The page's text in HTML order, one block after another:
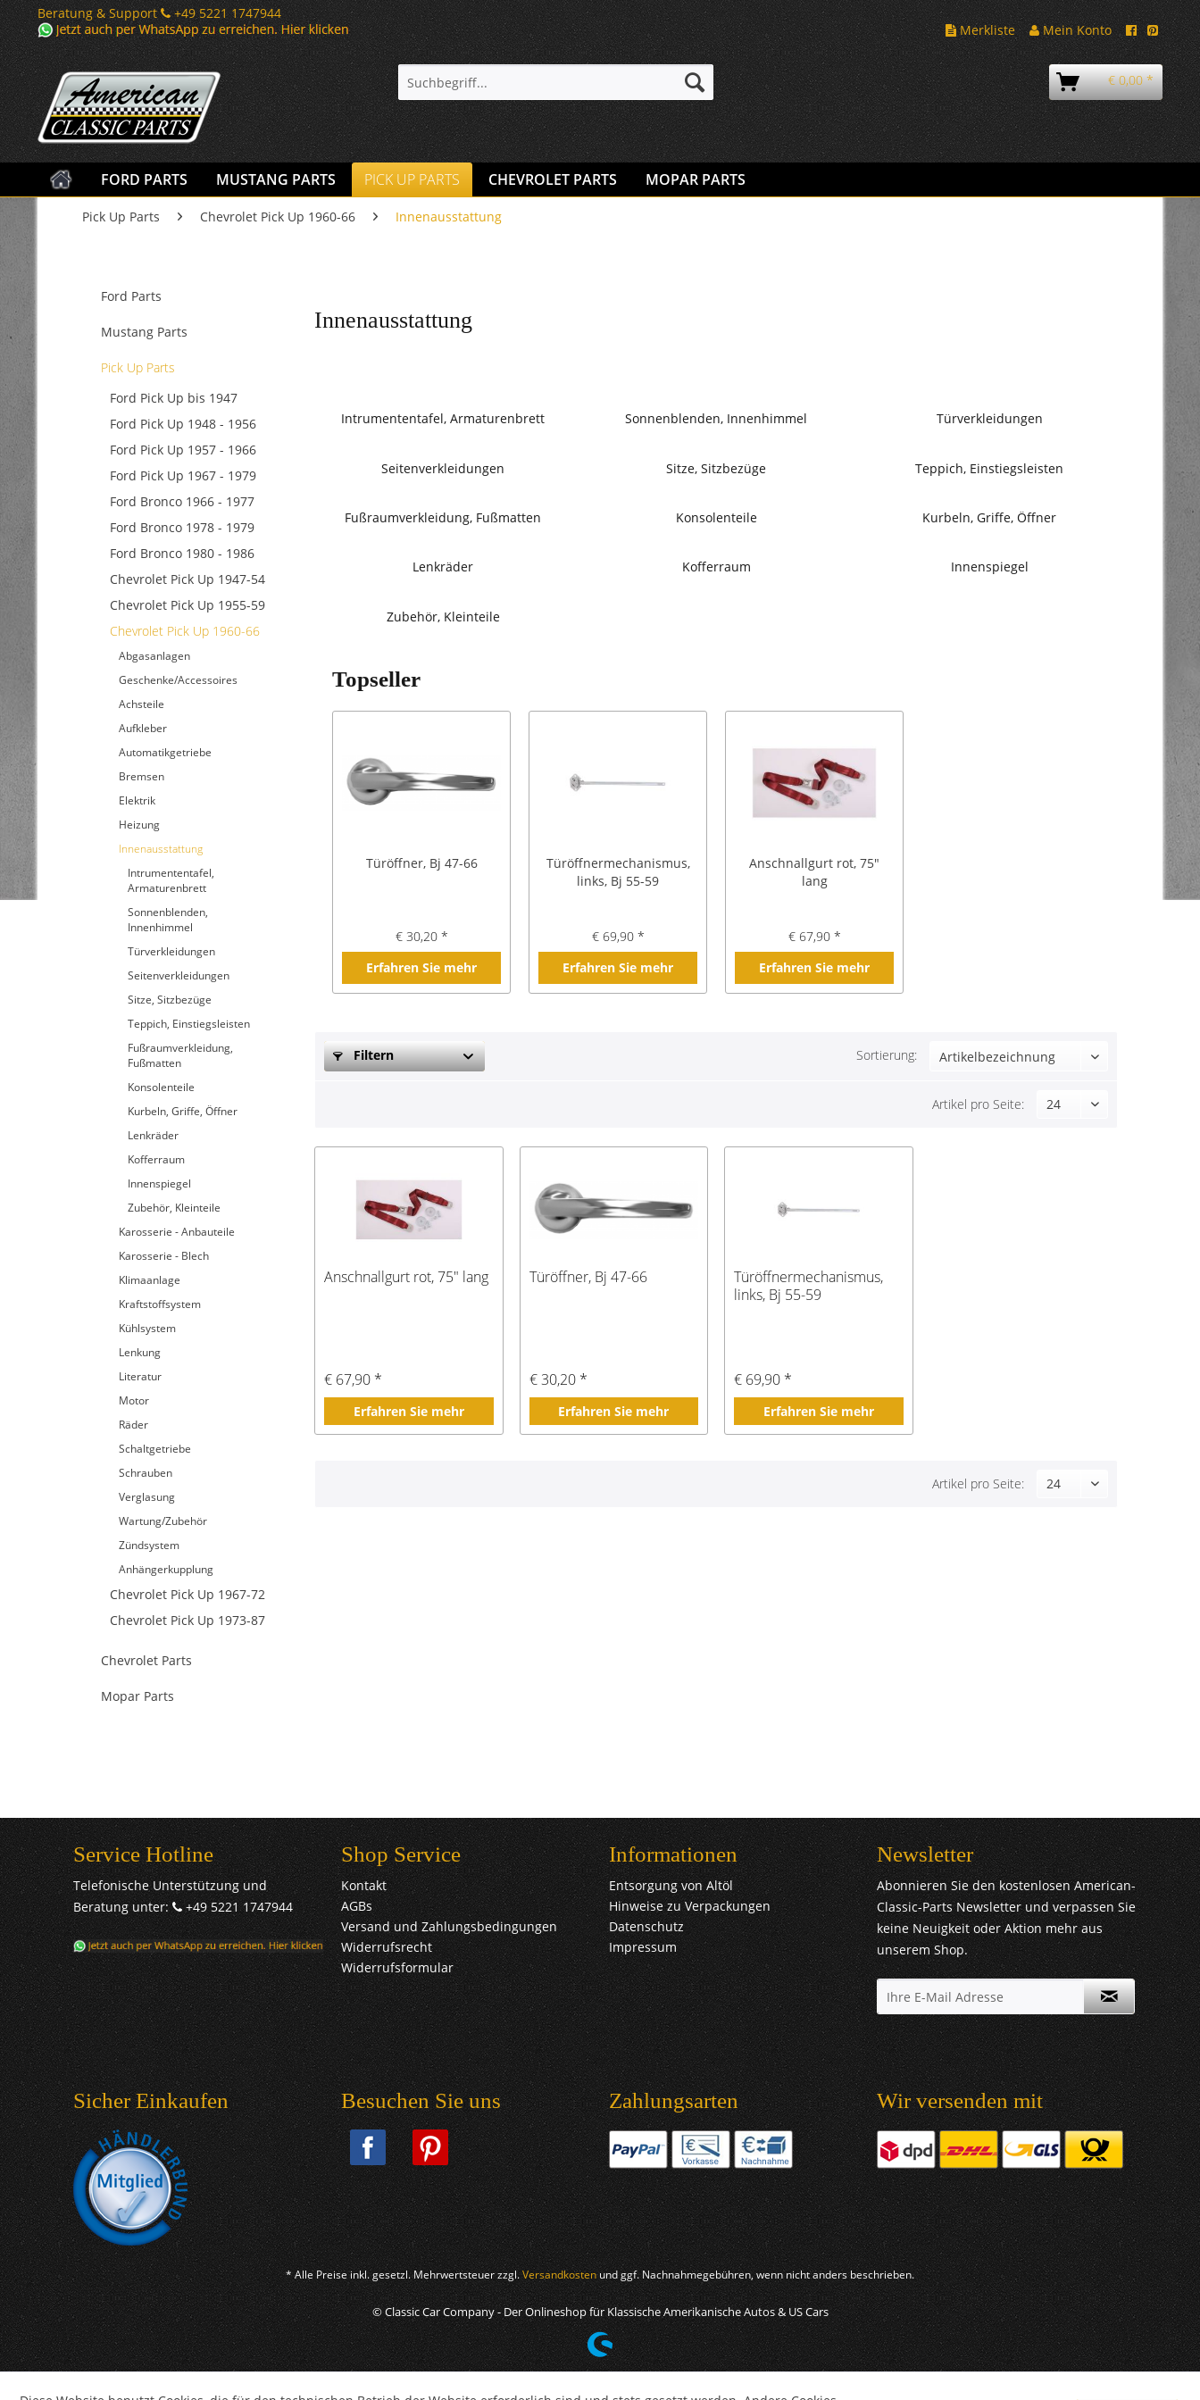
Beratung & Support
+49 5221 1747944
Merkliste
Mein Konto
€ 0,00 *
FORD PARTS MUSTANG PARTS PICK UP PARTS CHEVROLET PARTS MOPAR PARTS
Pick Up Parts Chevrolet Pick Up 1960-66 Innenausstattung
Ford Parts
Mustang Parts
Pick Up Parts
Ford Pick Up bis 1947
Ford Pick Up 1948 - 1956
Ford Pick Up 1957 - 1966
Ford Pick Up 1967 - 1979
Ford Bronco 1966 - 1977
Ford Bronco 1978 - 1979
Ford Bronco 1980 - 1986
Chevrolet Pick Up 1947-54
Chevrolet Pick Up 1955-59
Chevrolet Pick Up 1960-66
Abgasanlagen
Geschenke/Accessoires
Achsteile
Aufkleber
Automatikgetriebe
Bremsen
Elektrik
Heizung
Innenausstattung
Intrumententafel,
Armaturenbrett
Sonnenblenden,
Innenhimmel
Türverkleidungen
Seitenverkleidungen
Sitze, Sitzbezüge
Teppich, Einstiegsleisten
Fußraumverkleidung,
Fußmatten
Konsolenteile
Kurbeln, Griffe, Öffner
Lenkräder
Kofferraum
Innenspiegel
Zubehör, Kleinteile
Karosserie - Anbauteile
Karosserie - Blech
Klimaanlage
Kraftstoffsystem
Kühlsystem
Lenkung
Literatur
Motor
Räder
Schaltgetriebe
Schrauben
Verglasung
Wartung/Zubehör
Zündsystem
Anhängerkupplung
Chevrolet Pick Up 1967-72
Chevrolet Pick Up 1973-87
Chevrolet Parts
Mopar Parts
Innenausstattung
Intrumententafel, Armaturenbrett Sonnenblenden, Innenhimmel Türverkleidungen
Seitenverkleidungen Sitze, Sitzbezüge Teppich, Einstiegsleisten
Fußraumverkleidung, Fußmatten Konsolenteile Kurbeln, Griffe, Öffner
Lenkräder Kofferraum Innenspiegel
Zubehör, Kleinteile
Topseller
Türöffner, Bj 47-66
€ 30,20 *
Erfahren Sie mehr
Türöffnermechanismus,
links, Bj 55-59
€ 69,90 *
Erfahren Sie mehr
Anschnallgurt rot, 75"
lang
€ 67,90 *
Erfahren Sie mehr
Filtern Sortierung:
Artikel pro Seite:
Anschnallgurt rot, 75" lang
€ 67,90 *
Erfahren Sie mehr
Türöffner, Bj 47-66
€ 30,20 *
Erfahren Sie mehr
Türöffnermechanismus,
links, Bj 55-59
€ 69,90 *
Erfahren Sie mehr
Artikel pro Seite:
Service Hotline
Telefonische Unterstützung und
Beratung unter:
+49 5221 1747944
Shop Service
Kontakt
AGBs
Versand und Zahlungsbedingungen
Widerrufsrecht
Widerrufsformular
Informationen
Entsorgung von Altöl
Hinweise zu Verpackungen
Datenschutz
Impressum
Newsletter
Abonnieren Sie den kostenlosen American-
Classic-Parts Newsletter und verpassen Sie
keine Neuigkeit oder Aktion mehr aus
unserem Shop.
Sicher Einkaufen Besuchen Sie uns Zahlungsarten Wir versenden mit
* Alle Preise inkl. gesetzl. Mehrwertsteuer zzgl.Versandkostenund ggf. Nachnahmegebühren, wenn nicht anders beschrieben.
© Classic Car Company - Der Onlineshop für Klassische Amerikanische Autos & US Cars